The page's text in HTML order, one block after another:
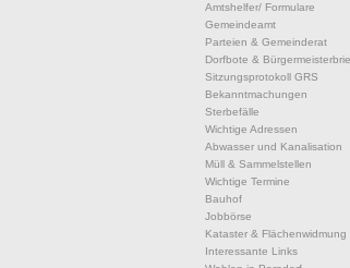
Amtshelfer/ Formulare
Gemeindeamt
Parteien & Gemeinderat
Dorfbote &
Sitzungsprotokoll GRS
Bekanntmachungen
Sterbefälle
Wichtige Adressen
Abwasser und Kanalisation
Müll & Sammelstellen
Wichtige Termine
Bauhof
Jobbörse
Kataster & Flächenwidmung
Interessante Links